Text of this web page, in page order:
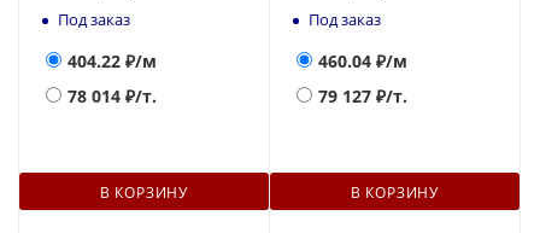
Под заказ
404.22 ₽/м
78 014 ₽/т.
В КОРЗИНУ
Под заказ
460.04 ₽/м
79 127 ₽/т.
В КОРЗИНУ